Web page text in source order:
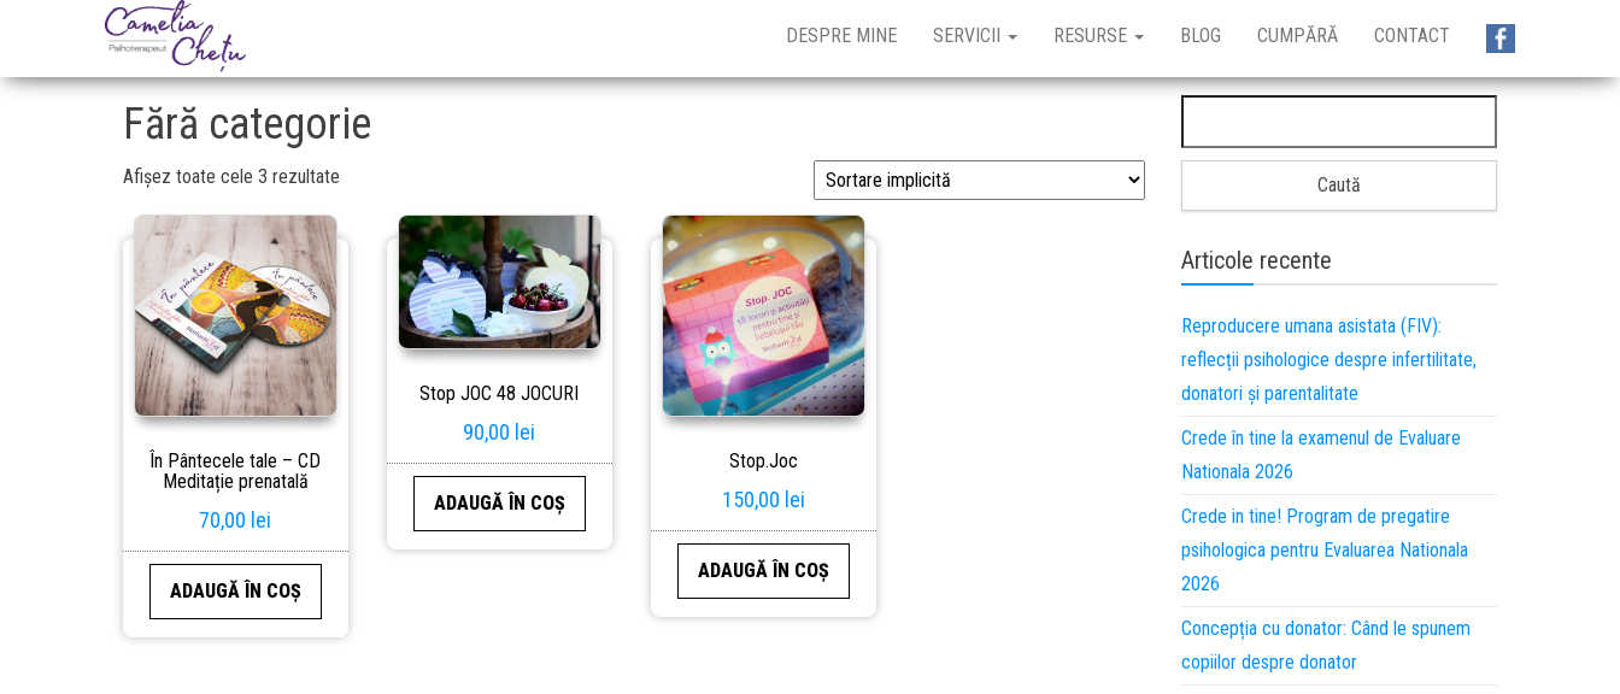
DESPRE MINE SERVICII RESURSE BLOG CUMPĂRĂ CONTACT
Fără categorie
Afișez toate cele 3 rezultate
În Pântecele tale – CD
Meditație prenatală
70,00 lei
ADAUGĂ ÎN COȘ
Stop JOC 48 JOCURI
90,00 lei
ADAUGĂ ÎN COȘ
Stop.Joc
150,00 lei
ADAUGĂ ÎN COȘ
Articole recente
Reproducere umana asistata (FIV):
reflecții psihologice despre infertilitate,
donatori și parentalitate
Crede în tine la examenul de Evaluare
Nationala 2026
Crede in tine! Program de pregatire
psihologica pentru Evaluarea Nationala
2026
Concepția cu donator: Când le spunem
copiilor despre donator